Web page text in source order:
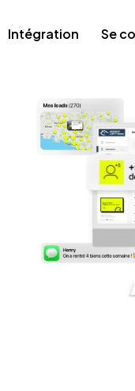
Intégration Se